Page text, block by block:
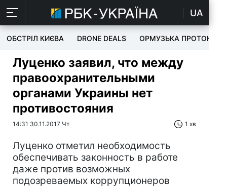
UA
ОБСТРІЛ КИЄВА DRONE DEALS ОРМУЗЬКА ПРОТОКА
Луценко заявил, что между
правоохранительными
органами Украины нет
противостояния
14:31 30.11.2017 Чт 1 хв
Луценко отметил необходимость
обеспечивать законность в работе
даже против возможных
подозреваемых коррупционеров